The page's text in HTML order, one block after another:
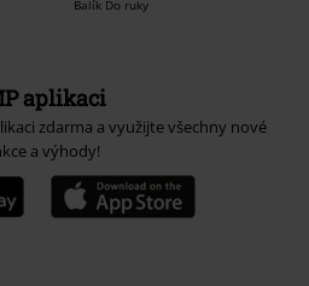
Balík Do ruky
aplikaci
zdarma a využijte všechny nové
a výhody!